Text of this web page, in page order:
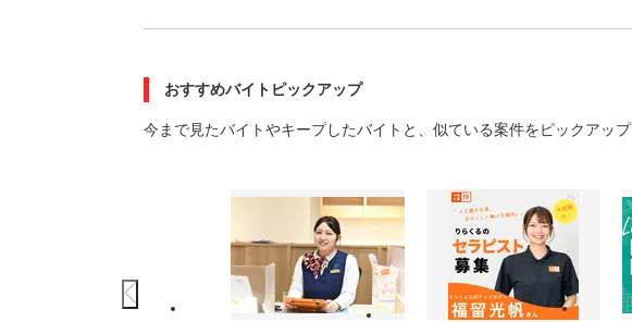
おすすめバイトピックアップ
今まで見たバイトやキープしたバイトと、似ている案件をピックアップ